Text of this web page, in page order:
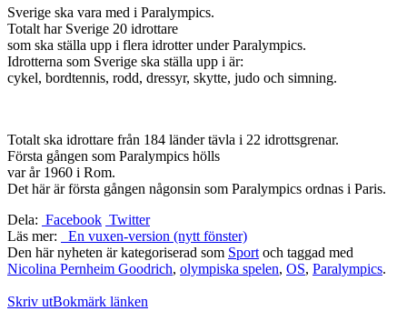
Sverige ska vara med i Paralympics.
Totalt har Sverige 20 idrottare
som ska ställa upp i flera idrotter under Paralympics.
Idrotterna som Sverige ska ställa upp i är:
cykel, bordtennis, rodd, dressyr, skytte, judo och simning.
Totalt ska idrottare från 184 länder tävla i 22 idrottsgrenar.
Första gången som Paralympics hölls
var år 1960 i Rom.
Det här är första gången någonsin som Paralympics ordnas i Paris.
Dela: Facebook Twitter
Läs mer:
En vuxen-version (nytt fönster)
Den här nyheten är kategoriserad som Sport och taggad med
Nicolina Pernheim Goodrich, olympiska spelen, OS, Paralympics.
Skriv utBokmärk länken